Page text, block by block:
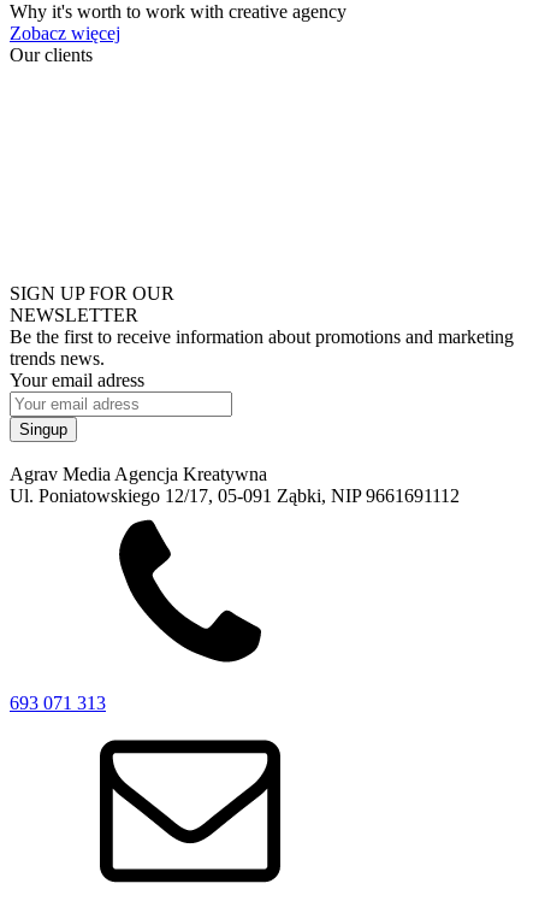
Why it's worth to work with creative agency
Zobacz więcej
Ourclients
SIGN UP FOR OUR
NEWSLETTER
Be the first to receive information about promotions and marketing
trends news.
Your email adress
Agrav Media Agencja Kreatywna
Ul. Poniatowskiego 12/17, 05-091 Ząbki, NIP 9661691112
693 071 313